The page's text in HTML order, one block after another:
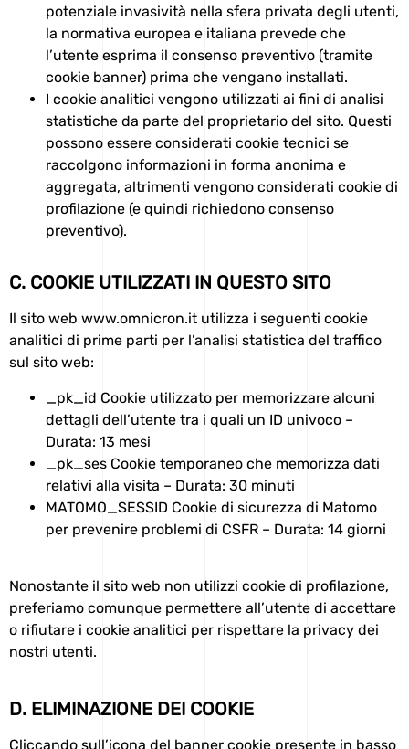
potenziale invasività nella sfera privata degli utenti,
la normativa europea e italiana prevede che
l’utente esprima il consenso preventivo (tramite
cookie banner) prima che vengano installati.
I cookie analitici vengono utilizzati ai fini di analisi
statistiche da parte del proprietario del sito. Questi
possono essere considerati cookie tecnici se
raccolgono informazioni in forma anonima e
aggregata, altrimenti vengono considerati cookie di
profilazione (e quindi richiedono consenso
preventivo).
C. COOKIE UTILIZZATI IN QUESTO SITO
Il sito web www.omnicron.it utilizza i seguenti cookie
analitici di prime parti per l’analisi statistica del traffico
sul sito web:
_pk_id Cookie utilizzato per memorizzare alcuni
dettagli dell’utente tra i quali un ID univoco –
Durata: 13 mesi
_pk_ses Cookie temporaneo che memorizza dati
relativi alla visita – Durata: 30 minuti
MATOMO_SESSID Cookie di sicurezza di Matomo
per prevenire problemi di CSFR – Durata: 14 giorni
Nonostante il sito web non utilizzi cookie di profilazione,
preferiamo comunque permettere all’utente di accettare
o rifiutare i cookie analitici per rispettare la privacy dei
nostri utenti.
D. ELIMINAZIONE DEI COOKIE
Cliccando sull’icona del banner cookie presente in basso